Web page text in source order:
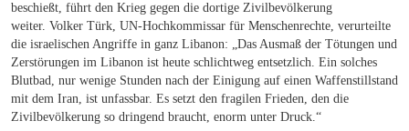
beschießt, führt den Krieg gegen die dortige Zivilbevölkerung
weiter. Volker Türk, UN-Hochkommissar für Menschenrechte, verurteilte
die israelischen Angriffe in ganz Libanon: „Das Ausmaß der Tötungen und
Zerstörungen im Libanon ist heute schlichtweg entsetzlich. Ein solches
Blutbad, nur wenige Stunden nach der Einigung auf einen Waffenstillstand
mit dem Iran, ist unfassbar. Es setzt den fragilen Frieden, den die
Zivilbevölkerung so dringend braucht, enorm unter Druck.“